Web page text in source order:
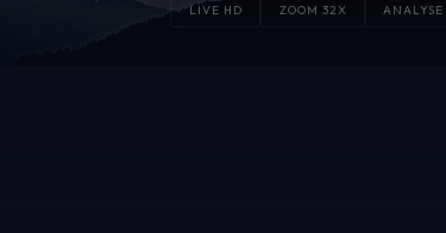
LIVE HD ZOOM 32X